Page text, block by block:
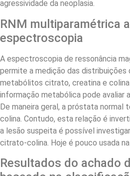
agressividade da neoplasia.
RNM multiparamétrica
espectroscopia
A espectroscopia de ressonância
permite a medição das distribuições
metabólitos citrato, creatina e
informação metabólica pode avaliar
De maneira geral, a próstata normal
colina. Contudo, esta relação é
a lesão suspeita é possível
citrato-colina. Hoje é pouco usada
Resultados do achado